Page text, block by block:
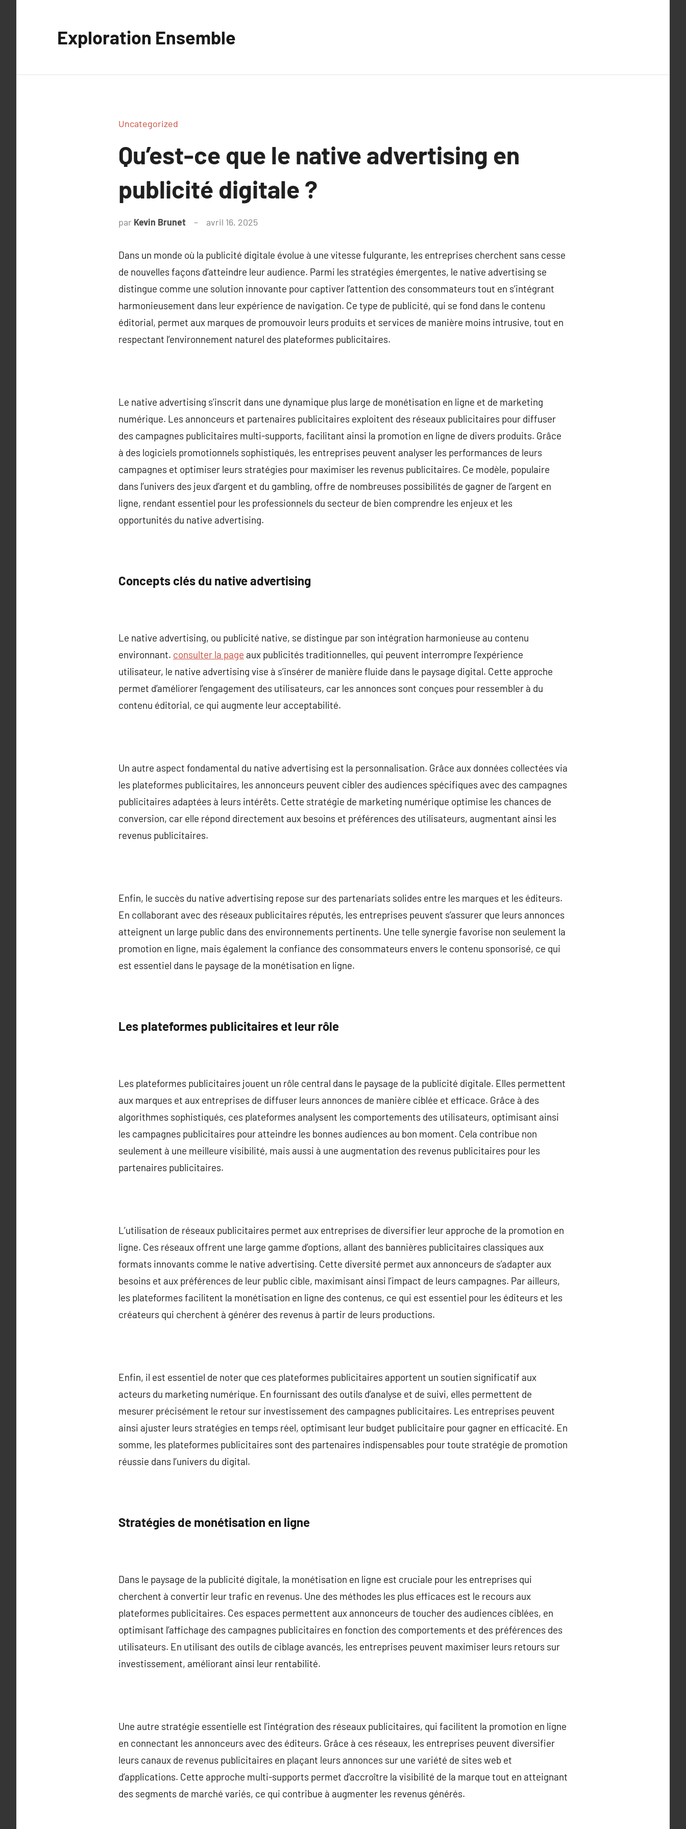
Exploration Ensemble
Uncategorized
Qu’est-ce que le native advertising en
publicité digitale ?
par Kevin Brunet avril 16, 2025
Dans un monde où la publicité digitale évolue à une vitesse fulgurante, les entreprises cherchent sans cesse
de nouvelles façons d’atteindre leur audience. Parmi les stratégies émergentes, le native advertising se
distingue comme une solution innovante pour captiver l’attention des consommateurs tout en s’intégrant
harmonieusement dans leur expérience de navigation. Ce type de publicité, qui se fond dans le contenu
éditorial, permet aux marques de promouvoir leurs produits et services de manière moins intrusive, tout en
respectant l’environnement naturel des plateformes publicitaires.
Le native advertising s’inscrit dans une dynamique plus large de monétisation en ligne et de marketing
numérique. Les annonceurs et partenaires publicitaires exploitent des réseaux publicitaires pour diffuser
des campagnes publicitaires multi-supports, facilitant ainsi la promotion en ligne de divers produits. Grâce
à des logiciels promotionnels sophistiqués, les entreprises peuvent analyser les performances de leurs
campagnes et optimiser leurs stratégies pour maximiser les revenus publicitaires. Ce modèle, populaire
dans l’univers des jeux d’argent et du gambling, offre de nombreuses possibilités de gagner de l’argent en
ligne, rendant essentiel pour les professionnels du secteur de bien comprendre les enjeux et les
opportunités du native advertising.
Concepts clés du native advertising
Le native advertising, ou publicité native, se distingue par son intégration harmonieuse au contenu
environnant. consulter la page aux publicités traditionnelles, qui peuvent interrompre l’expérience
utilisateur, le native advertising vise à s’insérer de manière fluide dans le paysage digital. Cette approche
permet d’améliorer l’engagement des utilisateurs, car les annonces sont conçues pour ressembler à du
contenu éditorial, ce qui augmente leur acceptabilité.
Un autre aspect fondamental du native advertising est la personnalisation. Grâce aux données collectées via
les plateformes publicitaires, les annonceurs peuvent cibler des audiences spécifiques avec des campagnes
publicitaires adaptées à leurs intérêts. Cette stratégie de marketing numérique optimise les chances de
conversion, car elle répond directement aux besoins et préférences des utilisateurs, augmentant ainsi les
revenus publicitaires.
Enfin, le succès du native advertising repose sur des partenariats solides entre les marques et les éditeurs.
En collaborant avec des réseaux publicitaires réputés, les entreprises peuvent s’assurer que leurs annonces
atteignent un large public dans des environnements pertinents. Une telle synergie favorise non seulement la
promotion en ligne, mais également la confiance des consommateurs envers le contenu sponsorisé, ce qui
est essentiel dans le paysage de la monétisation en ligne.
Les plateformes publicitaires et leur rôle
Les plateformes publicitaires jouent un rôle central dans le paysage de la publicité digitale. Elles permettent
aux marques et aux entreprises de diffuser leurs annonces de manière ciblée et efficace. Grâce à des
algorithmes sophistiqués, ces plateformes analysent les comportements des utilisateurs, optimisant ainsi
les campagnes publicitaires pour atteindre les bonnes audiences au bon moment. Cela contribue non
seulement à une meilleure visibilité, mais aussi à une augmentation des revenus publicitaires pour les
partenaires publicitaires.
L’utilisation de réseaux publicitaires permet aux entreprises de diversifier leur approche de la promotion en
ligne. Ces réseaux offrent une large gamme d’options, allant des bannières publicitaires classiques aux
formats innovants comme le native advertising. Cette diversité permet aux annonceurs de s’adapter aux
besoins et aux préférences de leur public cible, maximisant ainsi l’impact de leurs campagnes. Par ailleurs,
les plateformes facilitent la monétisation en ligne des contenus, ce qui est essentiel pour les éditeurs et les
créateurs qui cherchent à générer des revenus à partir de leurs productions.
Enfin, il est essentiel de noter que ces plateformes publicitaires apportent un soutien significatif aux
acteurs du marketing numérique. En fournissant des outils d’analyse et de suivi, elles permettent de
mesurer précisément le retour sur investissement des campagnes publicitaires. Les entreprises peuvent
ainsi ajuster leurs stratégies en temps réel, optimisant leur budget publicitaire pour gagner en efficacité. En
somme, les plateformes publicitaires sont des partenaires indispensables pour toute stratégie de promotion
réussie dans l’univers du digital.
Stratégies de monétisation en ligne
Dans le paysage de la publicité digitale, la monétisation en ligne est cruciale pour les entreprises qui
cherchent à convertir leur trafic en revenus. Une des méthodes les plus efficaces est le recours aux
plateformes publicitaires. Ces espaces permettent aux annonceurs de toucher des audiences ciblées, en
optimisant l’affichage des campagnes publicitaires en fonction des comportements et des préférences des
utilisateurs. En utilisant des outils de ciblage avancés, les entreprises peuvent maximiser leurs retours sur
investissement, améliorant ainsi leur rentabilité.
Une autre stratégie essentielle est l’intégration des réseaux publicitaires, qui facilitent la promotion en ligne
en connectant les annonceurs avec des éditeurs. Grâce à ces réseaux, les entreprises peuvent diversifier
leurs canaux de revenus publicitaires en plaçant leurs annonces sur une variété de sites web et
d’applications. Cette approche multi-supports permet d’accroître la visibilité de la marque tout en atteignant
des segments de marché variés, ce qui contribue à augmenter les revenus générés.